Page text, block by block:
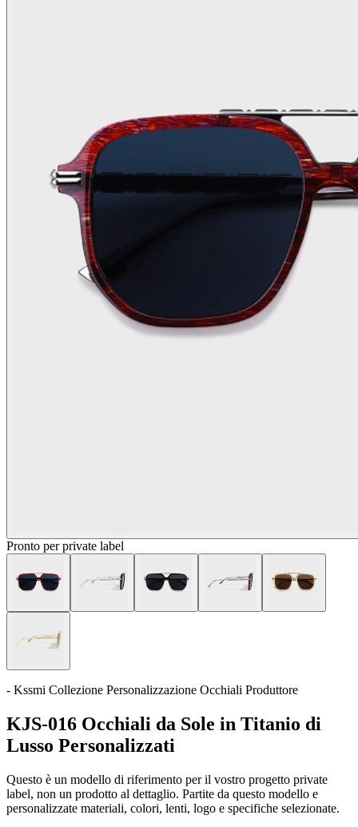
Pronto per private label
- Kssmi Collezione Personalizzazione Occhiali Produttore
KJS-016 Occhiali da Sole in Titanio di
Lusso Personalizzati
Questo è un modello di riferimento per il vostro progetto private
label, non un prodotto al dettaglio. Partite da questo modello e
personalizzate materiali, colori, lenti, logo e specifiche selezionate.